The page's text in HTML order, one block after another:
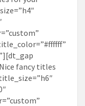
fancy titles